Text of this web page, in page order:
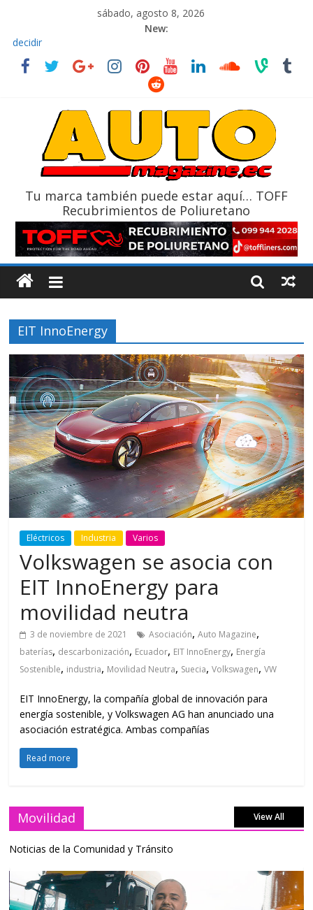
sábado, agosto 8, 2026
New:
El costo de tener un vehículo gana protagonismo a la hora de
decidir
Ultima película ‘Spider‑Man: Brand New Day’ pone en escena a
La Vuelta al Ecuador 2026, edición 47ª, recorre 7 provincias en 8
La FEDAK recibe 12 Sinotruk Bolden para cubrir las rutas de La
Tu marca también puede estar aquí… TOFF
Recubrimientos de Poliuretano
EIT InnoEnergy
Eléctricos Industria Varios
Volkswagen se asocia con
EIT InnoEnergy para
movilidad neutra
3 de noviembre de 2021 Asociación,Auto Magazine,
baterías, descarbonización, Ecuador, EIT InnoEnergy, Energía
Sostenible, industria, Movilidad Neutra, Suecia,Volkswagen,VW
EIT InnoEnergy, la compañía global de innovación para
energía sostenible, y Volkswagen AG han anunciado una
asociación estratégica. Ambas compañías
Read more
Movilidad View All
Noticias de la Comunidad y Tránsito